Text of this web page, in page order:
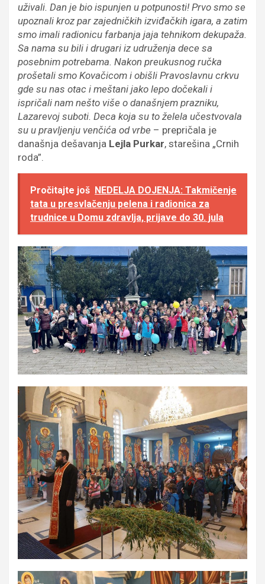
uživali. Dan je bio ispunjen u potpunosti! Prvo smo se
upoznali kroz par zajedničkih izviđačkih igara, a zatim
smo imali radionicu farbanja jaja tehnikom dekupaža.
Sa nama su bili i drugari iz udruženja dece sa
posebnim potrebama. Nakon preukusnog ručka
prošetali smo Kovačicom i obišli Pravoslavnu crkvu
gde su nas otac i meštani jako lepo dočekali i
ispričali nam nešto više o današnjem prazniku,
Lazarevoj suboti. Deca koja su to želela učestvovala
su u pravljenju venčića od vrbe – prepričala je
današnja dešavanja Lejla Purkar, starešina „Crnih
roda”.
Pročitajte još NEDELJA DOJENJA: Takmičenje
tata u presvlačenju pelena i radionica za
trudnice u Domu zdravlja, prijave do 30. jula